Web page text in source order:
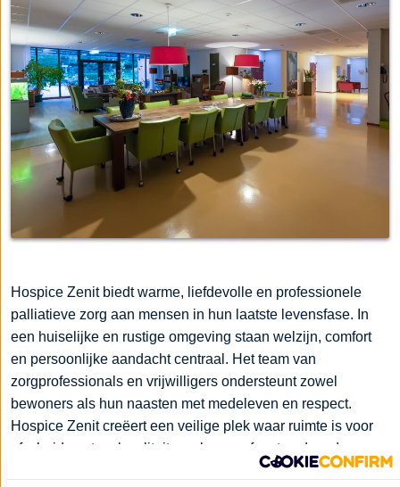
Hospice Zenit biedt warme, liefdevolle en professionele
palliatieve zorg aan mensen in hun laatste levensfase. In
een huiselijke en rustige omgeving staan welzijn, comfort
en persoonlijke aandacht centraal. Het team van
zorgprofessionals en vrijwilligers ondersteunt zowel
bewoners als hun naasten met medeleven en respect.
Hospice Zenit creëert een veilige plek waar ruimte is voor
afscheid, rust en kwaliteit van leven, afgestemd op de